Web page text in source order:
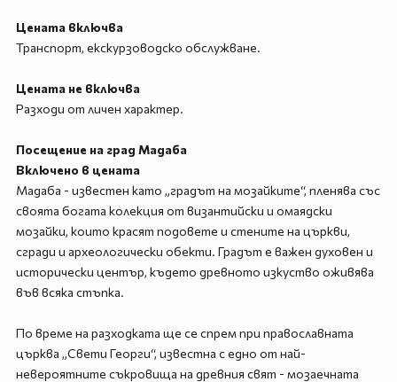
Цената включва
Транспорт, екскурзоводско обслужване.
Цената не включва
Разходи от личен характер.
Посещение на град Мадаба
Включено в цената
Мадаба - известен като „градът на мозайките“, пленява със
своята богата колекция от византийски и омаядски
мозайки, които красят подовете и стените на църкви,
сгради и археологически обекти. Градът е важен духовен и
исторически център, където древното изкуство оживява
във всяка стъпка.
По време на разходката ще се спрем при православната
църква „Свети Георги“, известна с едно от най-
невероятните съкровища на древния свят - мозаечната